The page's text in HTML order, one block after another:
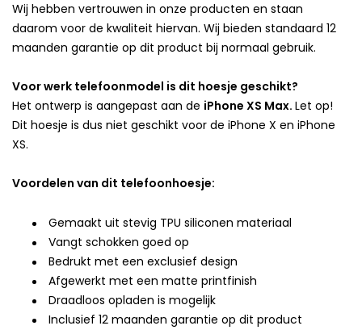
Wij hebben vertrouwen in onze producten en staan
daarom voor de kwaliteit hiervan. Wij bieden standaard 12
maanden garantie op dit product bij normaal gebruik.
Voor werk telefoonmodel is dit hoesje geschikt?
Het ontwerp is aangepast aan de iPhone XS Max. Let op!
Dit hoesje is dus niet geschikt voor de iPhone X en iPhone
XS.
Voordelen van dit telefoonhoesje:
Gemaakt uit stevig TPU siliconen materiaal
Vangt schokken goed op
Bedrukt met een exclusief design
Afgewerkt met een matte printfinish
Draadloos opladen is mogelijk
Inclusief 12 maanden garantie op dit product